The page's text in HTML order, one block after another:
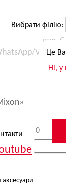
Це
Ні,
Вибрати філію:
вул.
Viber)
0
аксесуари